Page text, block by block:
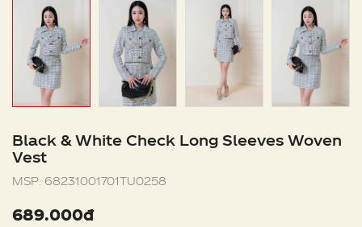
Black & White Check Long Sleeves Woven
Vest
MSP: 68231001701TU0258
689.000đ